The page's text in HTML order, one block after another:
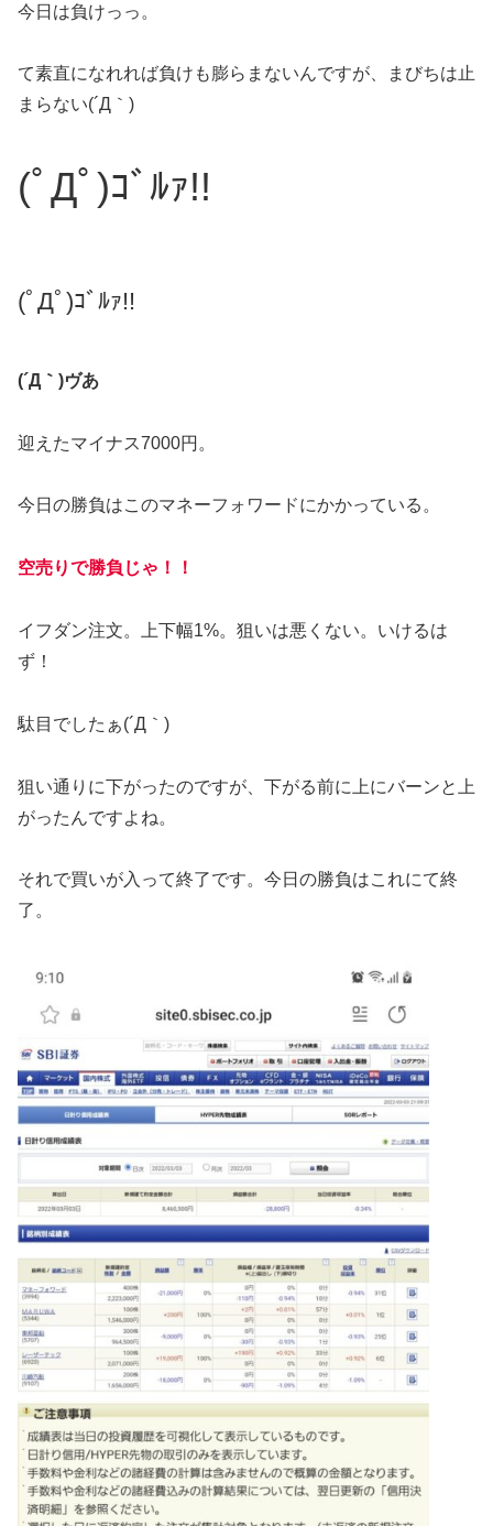
今日は負けっっ。
て素直になれれば負けも膨らまないんですが、まびちは止
まらない(´Д｀)
(ﾟДﾟ)ｺﾞﾙｧ!!
(ﾟДﾟ)ｺﾞﾙｧ!!
(´Д｀)ヴあ
迎えたマイナス7000円。
今日の勝負はこのマネーフォワードにかかっている。
空売りで勝負じゃ！！
イフダン注文。上下幅1%。狙いは悪くない。いけるは
ず！
駄目でしたぁ(´Д｀)
狙い通りに下がったのですが、下がる前に上にバーンと上
がったんですよね。
それで買いが入って終了です。今日の勝負はこれにて終
了。